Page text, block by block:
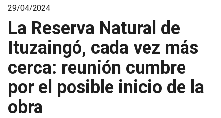
29/04/2024
La Reserva Natural de
Ituzaingó, cada vez más
cerca: reunión cumbre
por el posible inicio de la
obra